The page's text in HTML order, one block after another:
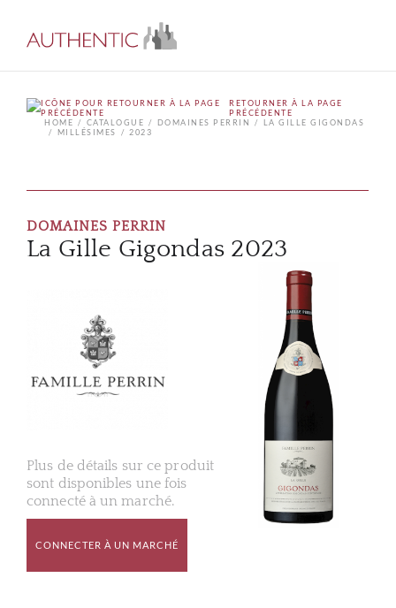
RETOURNER À LA PAGE
PRÉCÉDENTE
HOME
CATALOGUE DOMAINES PERRIN
LA GILLE GIGONDAS
MILLÉSIMES
2023
DOMAINES PERRIN
La Gille Gigondas 2023
Plus de détails sur ce produit
sont disponibles une fois
connecté à un marché.
CONNECTER À UN MARCHÉ